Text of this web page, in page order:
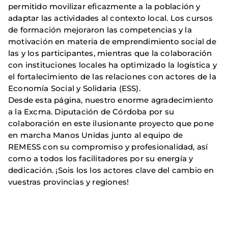
permitido movilizar eficazmente a la población y
adaptar las actividades al contexto local. Los cursos
de formación mejoraron las competencias y la
motivación en materia de emprendimiento social de
las y los participantes, mientras que la colaboración
con instituciones locales ha optimizado la logística y
el fortalecimiento de las relaciones con actores de la
Economía Social y Solidaria (ESS).
Desde esta página, nuestro enorme agradecimiento
a la Excma. Diputación de Córdoba por su
colaboración en este ilusionante proyecto que pone
en marcha Manos Unidas junto al equipo de
REMESS con su compromiso y profesionalidad, así
como a todos los facilitadores por su energía y
dedicación. ¡Sois los los actores clave del cambio en
vuestras provincias y regiones!